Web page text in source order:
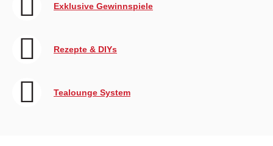
Exklusive Gewinnspiele
Rezepte & DIYs
Tealounge System